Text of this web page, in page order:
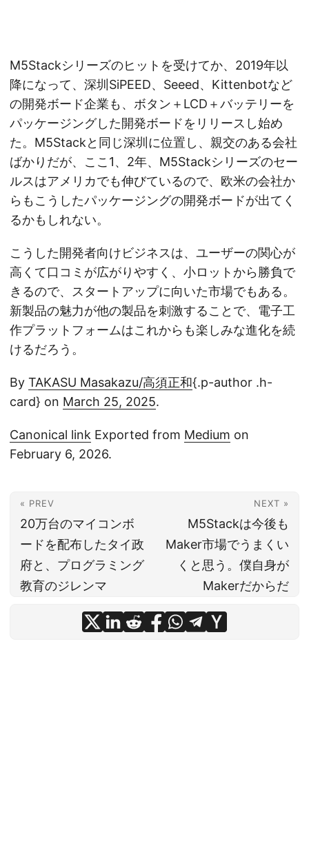
M5Stackシリーズのヒットを受けてか、2019年以
降になって、深圳SiPEED、Seeed、Kittenbotなど
の開発ボード企業も、ボタン＋LCD＋バッテリーを
パッケージングした開発ボードをリリースし始め
た。M5Stackと同じ深圳に位置し、親交のある会社
ばかりだが、ここ1、2年、M5Stackシリーズのセー
ルスはアメリカでも伸びているので、欧米の会社か
らもこうしたパッケージングの開発ボードが出てく
るかもしれない。
こうした開発者向けビジネスは、ユーザーの関心が
高くて口コミが広がりやすく、小ロットから勝負で
きるので、スタートアップに向いた市場でもある。
新製品の魅力が他の製品を刺激することで、電子工
作プラットフォームはこれからも楽しみな進化を続
けるだろう。
By TAKASU Masakazu/高須正和{.p-author .h-
card} on March 25, 2025.
Canonical link Exported from Medium on
February 6, 2026.
« PREV
20万台のマイコンボ
ードを配布したタイ政
府と、プログラミング
教育のジレンマ
NEXT »
M5Stackは今後も
Maker市場でうまくい
くと思う。僕自身が
Makerだからだ